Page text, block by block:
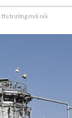
thị trường mới nổi